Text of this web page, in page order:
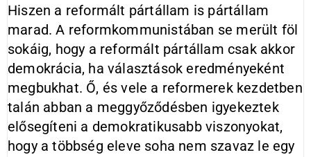
Hiszen a reformált pártállam is pártállam
marad. A reformkommunistában se merült föl
sokáig, hogy a reformált pártállam csak akkor
demokrácia, ha választások eredményeként
megbukhat. Ő, és vele a reformerek kezdetben
talán abban a meggyőződésben igyekeztek
elősegíteni a demokratikusabb viszonyokat,
hogy a többség eleve soha nem szavaz le egy